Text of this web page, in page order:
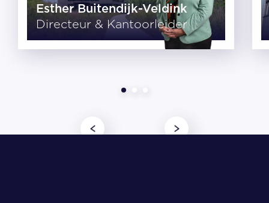
Esther Buitendijk-Veldink
Directeur & Kantoorleider